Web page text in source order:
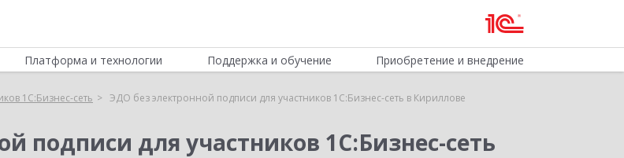
Платформа и технологии Поддержка и обучение Приобретение и внедрение
1С:Бизнес-сеть ЭДО без электронной подписи для участников 1С:Бизнес-сеть в Кириллове
подписи для участников 1С:Бизнес-сеть